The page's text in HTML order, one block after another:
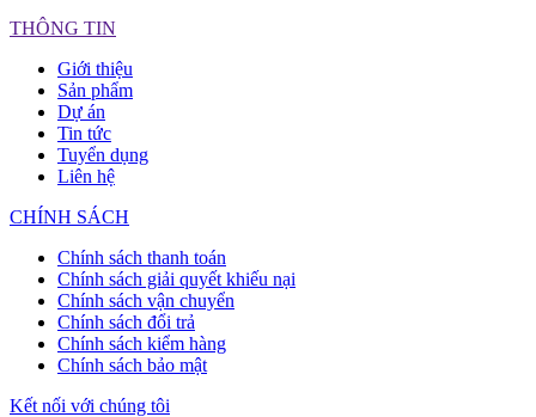
THÔNG TIN
Giới thiệu
Sản phẩm
Dự án
Tin tức
Tuyển dụng
Liên hệ
CHÍNH SÁCH
Chính sách thanh toán
Chính sách giải quyết khiếu nại
Chính sách vận chuyển
Chính sách đổi trả
Chính sách kiểm hàng
Chính sách bảo mật
Kết nối với chúng tôi